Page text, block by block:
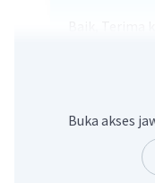
Diketahui
Titik
Buka akses